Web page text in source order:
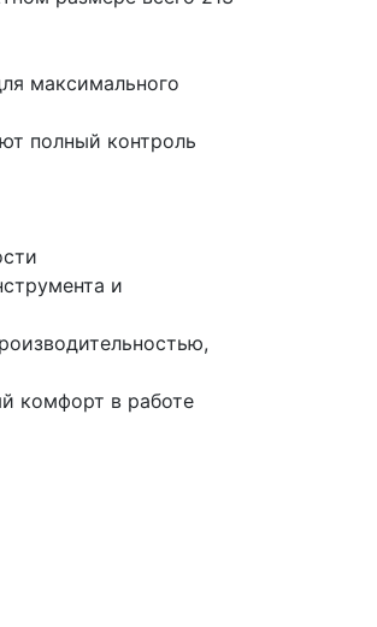
максимального
полный контроль
и
комфорт в работе